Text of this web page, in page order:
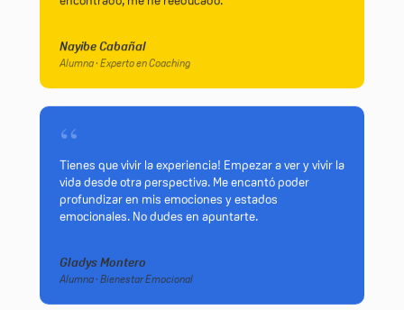
Nayibe Cabañal
Alumna · Experto en Coaching
“
Tienes que vivir la experiencia! Empezar a ver y vivir la
vida desde otra perspectiva. Me encantó poder
profundizar en mis emociones y estados
emocionales. No dudes en apuntarte.
Gladys Montero
Alumna · Bienestar Emocional